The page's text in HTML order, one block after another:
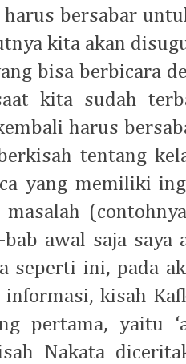
bersabar
kita akan
bisa berbicara
kita sudah
harus
tentang
yang memiliki
awal saja
seperti ini, pada
informasi, kisah
pertama, yaitu
Nakata